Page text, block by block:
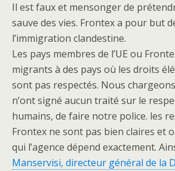
Il est faux et mensonger de
sauve des vies. Frontex a pour but
l’immigration clandestine.
Les pays membres de l’UE ou
migrants à des pays où les droits
sont pas respectés. Nous
n’ont signé aucun traité sur le
humains, de faire notre police. les
Frontex ne sont pas bien claires et
qui l’agence dépend exactement.
Manservisi, directeur général de la